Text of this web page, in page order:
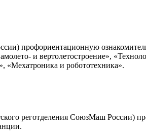
профориентационную
и вертолетостроение»,
«Мехатроника и робототехника».
реготделения СоюзМаш России)